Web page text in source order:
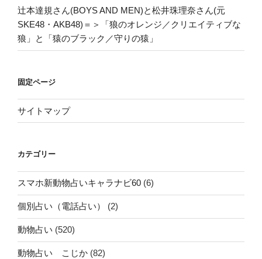
辻本達規さん(BOYS AND MEN)と松井珠理奈さん(元
SKE48・AKB48)＝＞「狼のオレンジ／クリエイティブな
狼」と「猿のブラック／守りの猿」
固定ページ
サイトマップ
カテゴリー
スマホ新動物占いキャラナビ60 (6)
個別占い（電話占い） (2)
動物占い (520)
動物占い こじか (82)